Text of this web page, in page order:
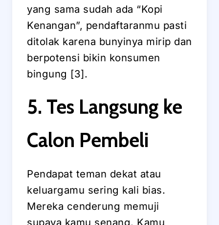
yang sama sudah ada “Kopi
Kenangan”, pendaftaranmu pasti
ditolak karena bunyinya mirip dan
berpotensi bikin konsumen
bingung [3].
5. Tes Langsung ke
Calon Pembeli
Pendapat teman dekat atau
keluargamu sering kali bias.
Mereka cenderung memuji
supaya kamu senang. Kamu